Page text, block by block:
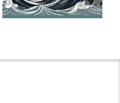
Blick in die